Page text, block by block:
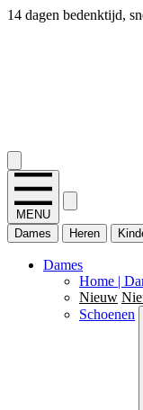
14 dagen bedenktijd,
MENU
Dames
Heren
Dames
Home |
Nieuw
Schoenen